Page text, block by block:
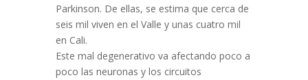
Parkinson. De ellas, se estima que cerca de
seis mil viven en el Valle y unas cuatro mil
en Cali.
Este mal degenerativo va afectando poco a
poco las neuronas y los circuitos